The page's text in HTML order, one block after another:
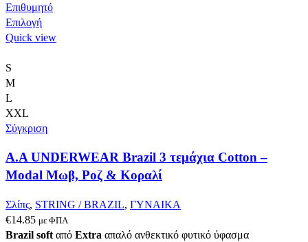
Επιθυμητό
ΕπιλογήΑυτό
το
επιλογές
να
επιλεγούν
σελίδα
του
προϊόντος
Quick view
S
M
L
XXL
Σύγκριση
A.A UNDERWEAR Brazil 3 τεμάχια Cotton –
Modal Μωβ, Ροζ & Κοραλί
Σλίπς, STRING / BRAZIL, ΓΥΝΑΙΚΑ
€14.85 με ΦΠΑ
Brazil soft από Extra απαλό ανθεκτικό φυτικό ύφασμα